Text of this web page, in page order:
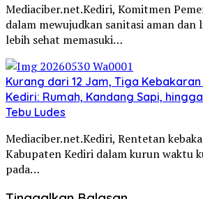
Mediaciber.net.Kediri, Komitmen
dalam mewujudkan sanitasi aman dan
lebih sehat memasuki…
Kurang dari 12 Jam, Tiga
Kediri: Rumah, Kandang Sapi,
Tebu Ludes
Mediaciber.net.Kediri, Rentetan
Kabupaten Kediri dalam kurun waktu
pada…